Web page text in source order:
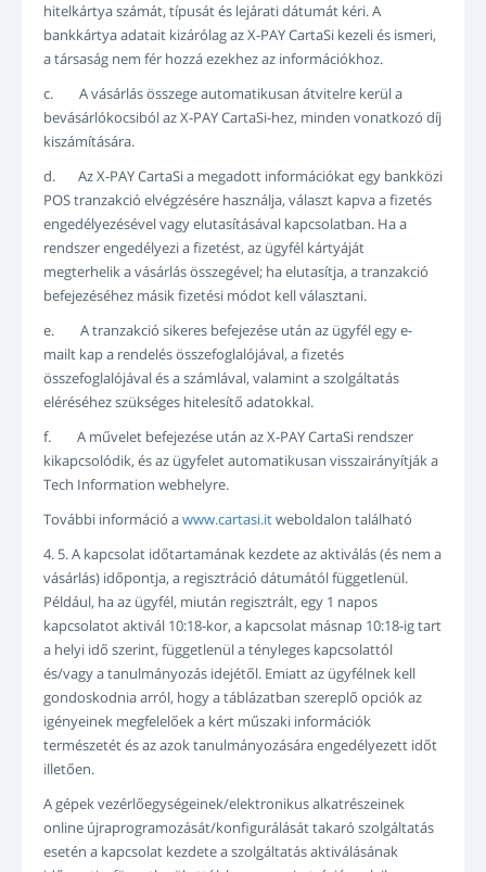
hitelkártya számát, típusát és lejárati dátumát kéri. A
bankkártya adatait kizárólag az X-PAY CartaSi kezeli és ismeri,
a társaság nem fér hozzá ezekhez az információkhoz.
c. A vásárlás összege automatikusan átvitelre kerül a
bevásárlókocsiból az X-PAY CartaSi-hez, minden vonatkozó díj
kiszámítására.
d. Az X-PAY CartaSi a megadott információkat egy bankközi
POS tranzakció elvégzésére használja, választ kapva a fizetés
engedélyezésével vagy elutasításával kapcsolatban. Ha a
rendszer engedélyezi a fizetést, az ügyfél kártyáját
megterhelik a vásárlás összegével; ha elutasítja, a tranzakció
befejezéséhez másik fizetési módot kell választani.
e. A tranzakció sikeres befejezése után az ügyfél egy e-
mailt kap a rendelés összefoglalójával, a fizetés
összefoglalójával és a számlával, valamint a szolgáltatás
eléréséhez szükséges hitelesítő adatokkal.
f. A művelet befejezése után az X-PAY CartaSi rendszer
kikapcsolódik, és az ügyfelet automatikusan visszairányítják a
Tech Information webhelyre.
További információ awww.cartasi.itweboldalon található
4. 5. A kapcsolat időtartamának kezdete az aktiválás (és nem a
vásárlás) időpontja, a regisztráció dátumától függetlenül.
Például, ha az ügyfél, miután regisztrált, egy 1 napos
kapcsolatot aktivál 10:18-kor, a kapcsolat másnap 10:18-ig tart
a helyi idő szerint, függetlenül a tényleges kapcsolattól
és/vagy a tanulmányozás idejétől. Emiatt az ügyfélnek kell
gondoskodnia arról, hogy a táblázatban szereplő opciók az
igényeinek megfelelőek a kért műszaki információk
természetét és az azok tanulmányozására engedélyezett időt
illetően.
A gépek vezérlőegységeinek/elektronikus alkatrészeinek
online újraprogramozását/konfigurálását takaró szolgáltatás
esetén a kapcsolat kezdete a szolgáltatás aktiválásának